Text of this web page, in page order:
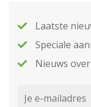
Laatste
Speciale
Nieuws